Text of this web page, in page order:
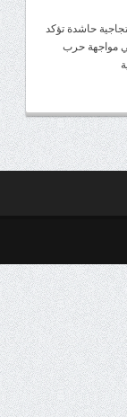
حاشدة تؤكد
مواجهة حرب